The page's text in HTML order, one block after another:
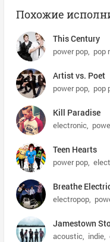
Похожие
This Century
power pop pop
Artist vs. Poet
power pop pop
Kill Paradise
electronic
Teen Hearts
power pop
Breathe
electropop
Jamestown
acoustic indie